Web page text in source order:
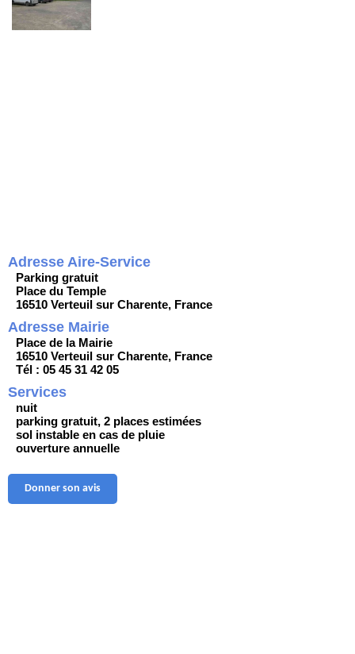
Adresse Aire-Service
Parking gratuit
Place du Temple
16510 Verteuil sur Charente, France
Adresse Mairie
Place de la Mairie
16510 Verteuil sur Charente, France
Tél : 05 45 31 42 05
Services
nuit
parking gratuit, 2 places estimées
sol instable en cas de pluie
ouverture annuelle
Donner son avis